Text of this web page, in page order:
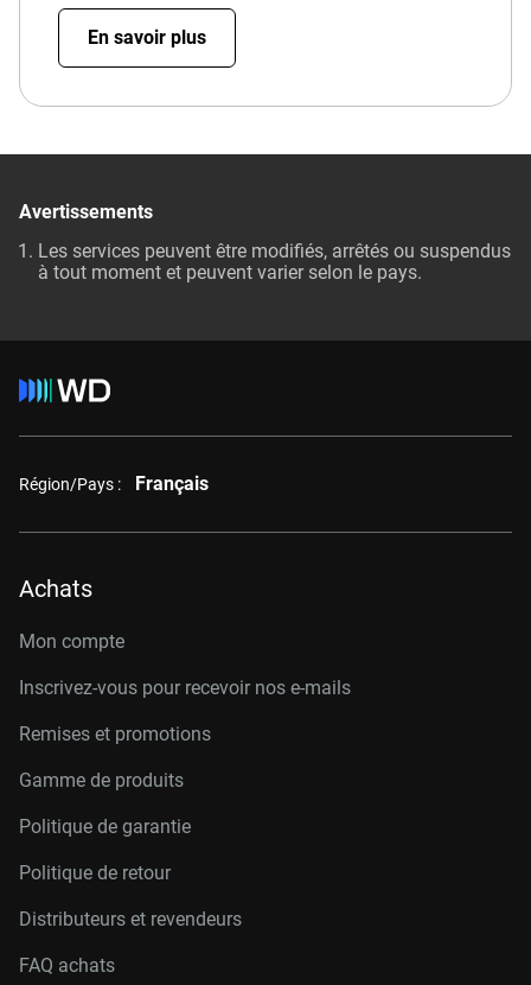
En savoir plus
Avertissements
Les services peuvent être modifiés, arrêtés ou suspendus
à tout moment et peuvent varier selon le pays.
Région/Pays : Français
Achats
Mon compte
Inscrivez-vous pour recevoir nos e-mails
Remises et promotions
Gamme de produits
Politique de garantie
Politique de retour
Distributeurs et revendeurs
FAQ achats